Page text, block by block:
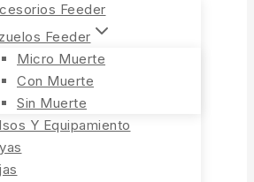
Feeder
Feeder
Micro Muerte
Con Muerte
Sin Muerte
Y Equipamiento